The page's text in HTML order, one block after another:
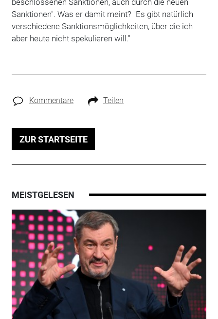
Sanktionen". Was er damit meint? "Es gibt natürlich
verschiedene Sanktionsmöglichkeiten, über die ich
aber heute nicht spekulieren will."
Kommentare Teilen
ZUR STARTSEITE
MEISTGELESEN